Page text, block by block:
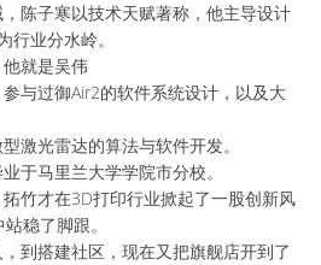
陈子寒以技术天赋著称，他主导设计
行业分水岭。
就是吴伟
与过御Air2的软件系统设计，以及大
激光雷达的算法与软件开发。
于马里兰大学学院市分校。
竹才在3D打印行业掀起了一股创新风
稳了脚跟。
到搭建社区，现在又把旗舰店开到了